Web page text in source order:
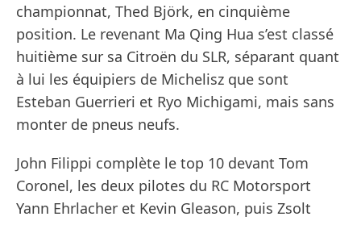
championnat, Thed Björk, en cinquième
position. Le revenant Ma Qing Hua s’est classé
huitième sur sa Citroën du SLR, séparant quant
à lui les équipiers de Michelisz que sont
Esteban Guerrieri et Ryo Michigami, mais sans
monter de pneus neufs.
John Filippi complète le top 10 devant Tom
Coronel, les deux pilotes du RC Motorsport
Yann Ehrlacher et Kevin Gleason, puis Zsolt